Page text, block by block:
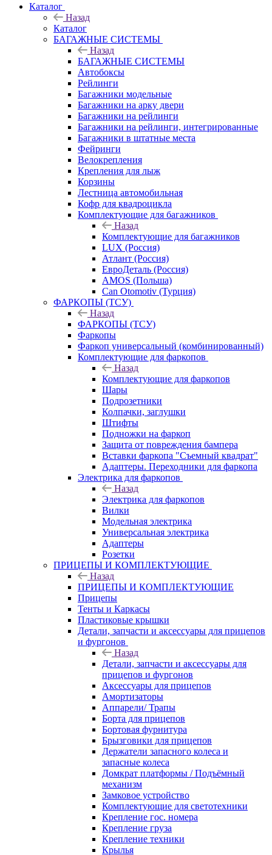
Каталог
Назад
Каталог
БАГАЖНЫЕ СИСТЕМЫ
Назад
БАГАЖНЫЕ СИСТЕМЫ
Автобоксы
Рейлинги
Багажники модельные
Багажники на арку двери
Багажники на рейлинги
Багажники на рейлинги, интегрированные
Багажники в штатные места
Фейринги
Велокрепления
Крепления для лыж
Корзины
Лестница автомобильная
Кофр для квадроцикла
Комплектующие для багажников
Назад
Комплектующие для багажников
LUX (Россия)
Атлант (Россия)
ЕвроДеталь (Россия)
AMOS (Польша)
Can Otomotiv (Турция)
ФАРКОПЫ (ТСУ)
Назад
ФАРКОПЫ (ТСУ)
Фаркопы
Фаркоп универсальный (комбинированный)
Комплектующие для фаркопов
Назад
Комплектующие для фаркопов
Шары
Подрозетники
Колпачки, заглушки
Штифты
Подножки на фаркоп
Защита от повреждения бампера
Вставки фаркопа "Съемный квадрат"
Адаптеры. Переходники для фаркопа
Электрика для фаркопов
Назад
Электрика для фаркопов
Вилки
Модельная электрика
Универсальная электрика
Адаптеры
Розетки
ПРИЦЕПЫ И КОМПЛЕКТУЮЩИЕ
Назад
ПРИЦЕПЫ И КОМПЛЕКТУЮЩИЕ
Прицепы
Тенты и Каркасы
Пластиковые крышки
Детали, запчасти и аксессуары для прицепов
и фургонов
Назад
Детали, запчасти и аксессуары для
прицепов и фургонов
Аксессуары для прицепов
Амортизаторы
Аппарели/ Трапы
Борта для прицепов
Бортовая фурнитура
Брызговики для прицепов
Держатели запасного колеса и
запасные колеса
Домкрат платформы / Подъёмный
механизм
Замковое устройство
Комплектующие для светотехники
Крепление гос. номера
Крепление груза
Крепление техники
Крылья